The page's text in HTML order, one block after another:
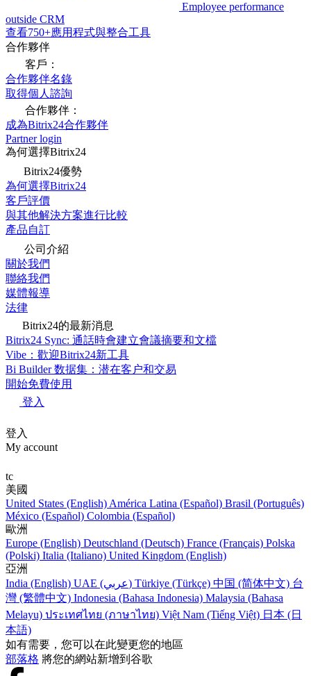
Employee performance
outside CRM
查看750+應用程式與整合工具
合作夥伴
客戶：
合作夥伴名錄
取得個人諮詢
合作夥伴：
成為Bitrix24合作夥伴
Partner login
為何選擇Bitrix24
Bitrix24優勢
為何選擇Bitrix24
客戶評價
與其他解決方案進行比較
產品自訂
公司介紹
關於我們
聯絡我們
媒體報導
法律
Bitrix24的最新消息
Bitrix24 Sync: 通話時會建立會議摘要和文檔
Vibe：歡迎Bitrix24新工具
Bi Builder 数据集：潜在客户和交易
開始免費使用
登入
登入
My account
tc
美國
United States (English) América Latina (Español) Brasil (Português)
México (Español) Colombia (Español)
歐洲
Europe (English) Deutschland (Deutsch) France (Français) Polska
(Polski) Italia (Italiano) United Kingdom (English)
亞洲
India (English)
UAE (عربي) Türkiye (Türkçe) 中国 (简体中文) 台
灣 (繁體中文) Indonesia (Bahasa Indonesia) Malaysia (Bahasa
Melayu) ประเทศไทย (ภาษาไทย) Việt Nam (Tiếng Việt) 日本 (日
本語)
如有需要，您可以在此變更您的地區
部落格 將您的網站新增到谷歌